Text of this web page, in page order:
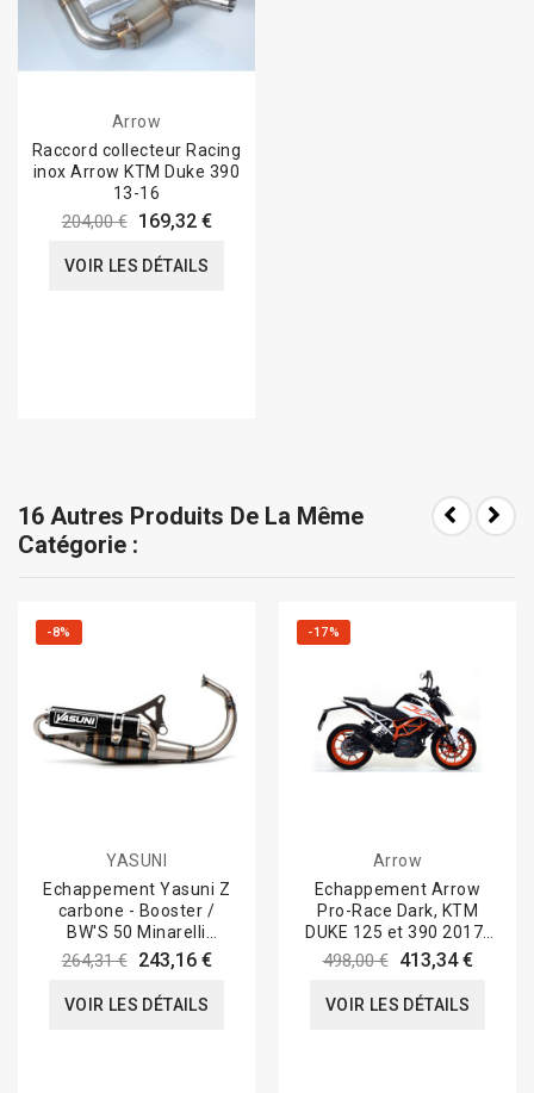
Arrow
Raccord collecteur Racing
inox Arrow KTM Duke 390
13-16
204,00 € 169,32 €
VOIR LES DÉTAILS
16 Autres Produits De La Même
Catégorie :
-8%
YASUNI
Echappement Yasuni Z
carbone - Booster /
BW'S 50 Minarelli
Vertical Air
264,31 € 243,16 €
VOIR LES DÉTAILS
-17%
Arrow
Echappement Arrow
Pro-Race Dark, KTM
DUKE 125 et 390 2017-
20
498,00 € 413,34 €
VOIR LES DÉTAILS